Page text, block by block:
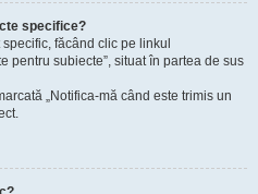
specifice?
făcând clic pe linkul
pentru subiecte”, situat în partea de sus
„Notifica-mă când este trimis un